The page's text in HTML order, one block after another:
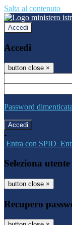
Salta al contenuto
Accedi
Accedi
button close ×
Password
-
Entra con SPID
Seleziona utente
button close ×
Recupero